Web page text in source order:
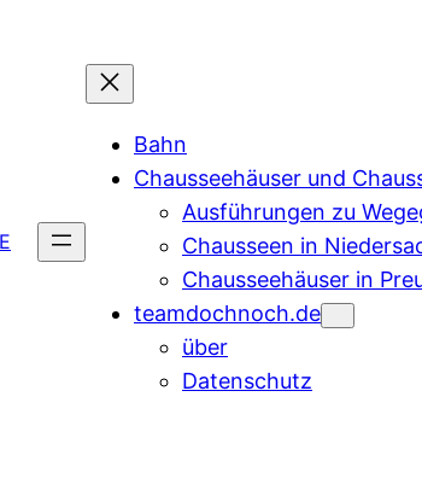
Bahn
Chausseehäuser und
Ausführungen zu
Chausseen in
Chausseehäuser in
teamdochnoch.de
über
Datenschutz